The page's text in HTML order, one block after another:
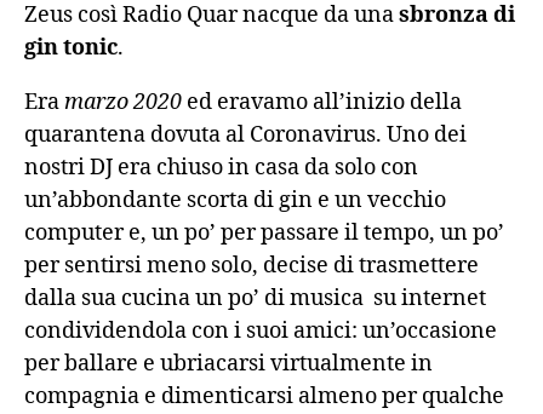
Zeus così Radio Quar nacque da unasbronza di
gin tonic.
Eramarzo 2020 ed eravamo all’inizio della
quarantena dovuta al Coronavirus. Uno dei
nostri DJ era chiuso in casa da solo con
un’abbondante scorta di gin e un vecchio
computer e, un po’ per passare il tempo, un po’
per sentirsi meno solo, decise di trasmettere
dalla sua cucina un po’ di musica su internet
condividendola con i suoi amici: un’occasione
per ballare e ubriacarsi virtualmente in
compagnia e dimenticarsi almeno per qualche